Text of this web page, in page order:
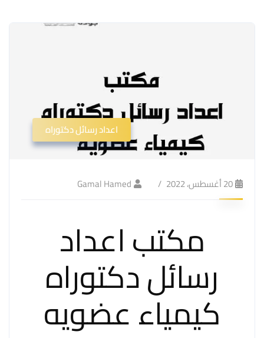
اعداد رسائل دكتوراه
20 أغسطس، 2022 Gamal Hamed
مكتب اعداد
رسائل دكتوراه
كيمياء عضويه